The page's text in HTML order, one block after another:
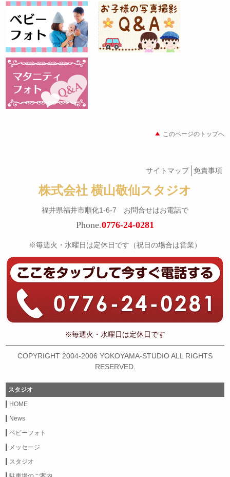
このページのトップへ
免責事項
サイトマップ
株式会社 横山敬仙スタジオ
福井県福井市順化1-6-7 お問合せはお電話で
Phone.0776-24-0281
※毎週火・水曜日は定休日です（祝日の場合は営業）
※毎週火・水曜日は定休日です
COPYRIGHT 2004-2006 YOKOYAMA-STUDIO ALL RIGHTS
RESERVED.
スタジオ
HOME
News
ベビーフォト
メッセージ
スタジオ